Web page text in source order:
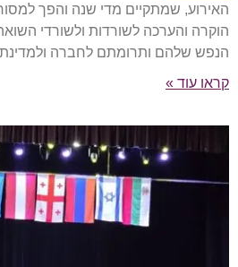
האירוע, שמתקיים מדי שנה והפך
הוקרה והערכה לשורדות ולשורדי
הנפש שלהם ותרומתם לחברה
קראו עוד »